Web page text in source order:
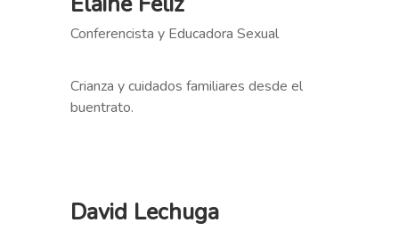
Conferencista y Educadora Sexual
Crianza y cuidados familiares desde el
buentrato.
David Lechuga